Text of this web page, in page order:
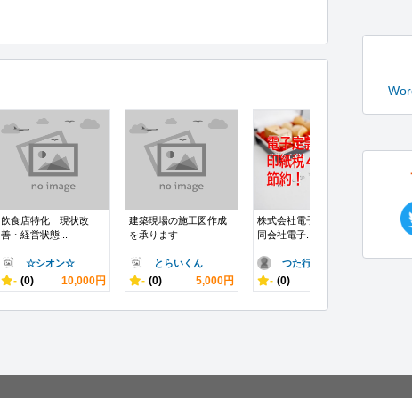
飲食店特化 現状改
善・経営状態...
☆シオン☆
- (0) 10,000円
建築現場の施工図作成
を承ります
とらいくん
- (0) 5,000円
株式会社電子定款・合
同会社電子...
つた行政書士..
- (0)
旅行
しま